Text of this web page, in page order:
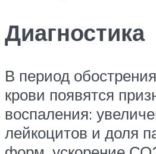
Диагностика
В период
крови появятся
воспаления:
лейкоцитов и доля